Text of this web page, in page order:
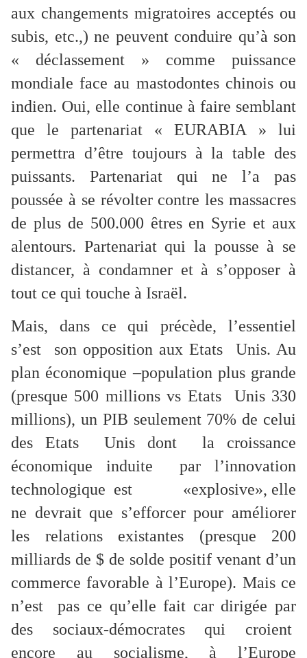
aux changements migratoires acceptés ou
subis, etc.,) ne peuvent conduire qu’à son
« déclassement » comme puissance
mondiale face au mastodontes chinois ou
indien. Oui, elle continue à faire semblant
que le partenariat « EURABIA » lui
permettra d’être toujours à la table des
puissants. Partenariat qui ne l’a pas
poussée à se révolter contre les massacres
de plus de 500.000 êtres en Syrie et aux
alentours. Partenariat qui la pousse à se
distancer, à condamner et à s’opposer à
tout ce qui touche à Israël.
Mais, dans ce qui précède, l’essentiel
s’est son opposition aux Etats Unis. Au
plan économique –population plus grande
(presque 500 millions vs Etats Unis 330
millions), un PIB seulement 70% de celui
des Etats Unis dont la croissance
économique induite par l’innovation
technologique est «explosive», elle
ne devrait que s’efforcer pour améliorer
les relations existantes (presque 200
milliards de $ de solde positif venant d’un
commerce favorable à l’Europe). Mais ce
n’est pas ce qu’elle fait car dirigée par
des sociaux-démocrates qui croient
encore au socialisme, à l’Europe